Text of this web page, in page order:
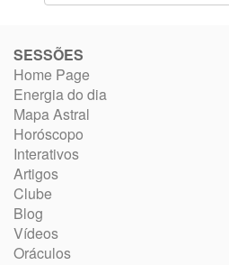
SESSÕES
Home Page
Energia do dia
Mapa Astral
Horóscopo
Interativos
Artigos
Clube
Blog
Vídeos
Oráculos